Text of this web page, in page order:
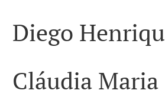
Diego
Cláudia